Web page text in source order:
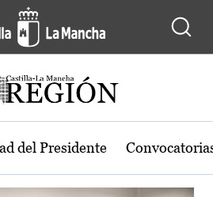
región de Castilla-
del Presidente